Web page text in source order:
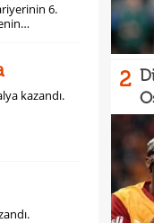
6.
kazandı.
2